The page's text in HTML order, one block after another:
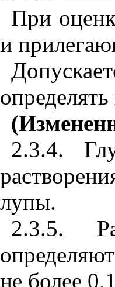
При
и
2.3.4.
лупы.
2.3.5.
не более